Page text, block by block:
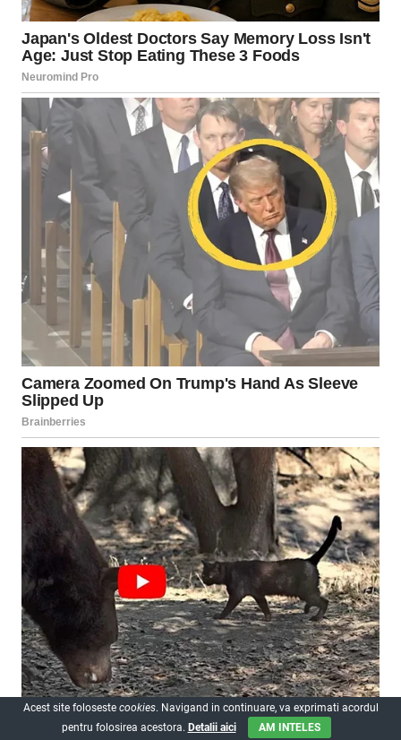
Acest site foloseste cookies. Navigand in continuare, va exprimati acordul
pentru folosirea acestora. Detalii aici AM INTELES